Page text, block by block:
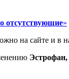
отсутствующие»
на сайте и в